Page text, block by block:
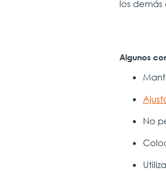
los
Algunos
No